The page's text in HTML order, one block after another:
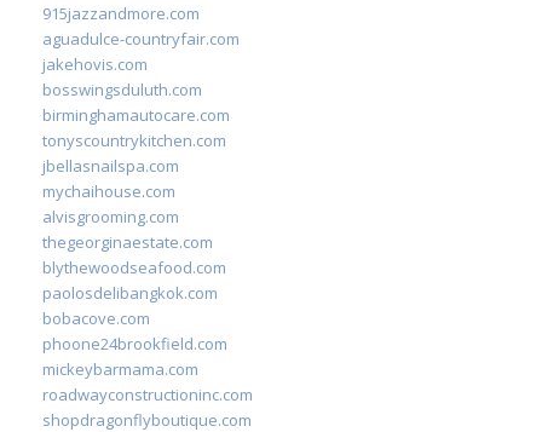
915jazzandmore.com
aguadulce-countryfair.com
jakehovis.com
bosswingsduluth.com
birminghamautocare.com
tonyscountrykitchen.com
jbellasnailspa.com
mychaihouse.com
alvisgrooming.com
thegeorginaestate.com
blythewoodseafood.com
paolosdelibangkok.com
bobacove.com
phoone24brookfield.com
mickeybarmama.com
roadwayconstructioninc.com
shopdragonflyboutique.com